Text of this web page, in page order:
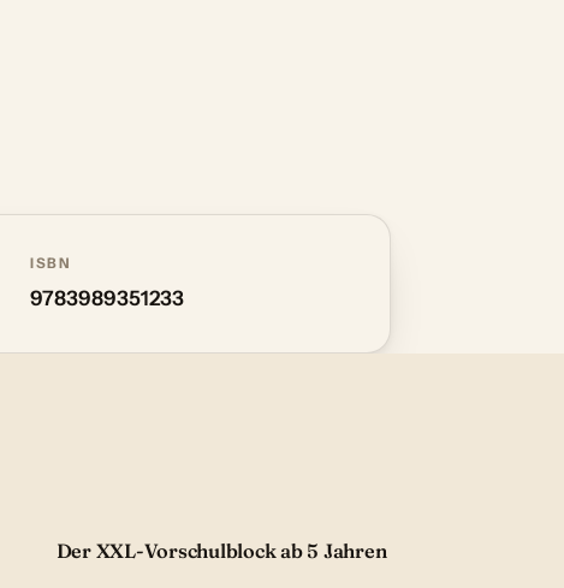
ISBN
9783989351233
Der XXL-Vorschulblock ab 5 Jahren